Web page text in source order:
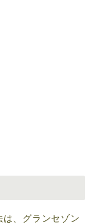
、グランセゾン